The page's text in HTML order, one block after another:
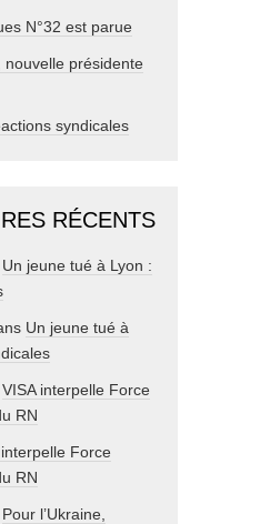
N°32 est parue
présidente
syndicales
RÉCENTS
Un jeune tué à Lyon :
Un jeune tué à
VISA interpelle Force
RN
Force
RN
Pour l’Ukraine,